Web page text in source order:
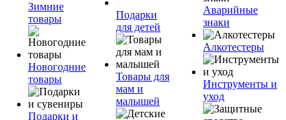
Зимние
товары
Новогодние
товары
Подарки и
Подарки
для детей
Товары для
мам и
малышей
Аварийные
знаки
Алкотестеры
Инструменты и
уход